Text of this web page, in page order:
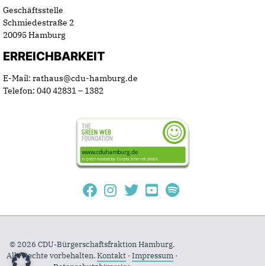
Geschäftsstelle
Schmiedestraße 2
20095 Hamburg
ERREICHBARKEIT
E-Mail: rathaus@cdu-hamburg.de
Telefon: 040 42831 – 1382
© 2026 CDU-Bürgerschaftsfraktion Hamburg.
Alle Rechte vorbehalten.Kontakt· Impressum·